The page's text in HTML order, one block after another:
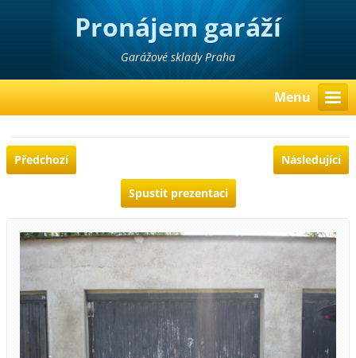
Pronájem garáží
Garážové sklady Praha
Menu
Předchozí Následující
Spustit prezentaci